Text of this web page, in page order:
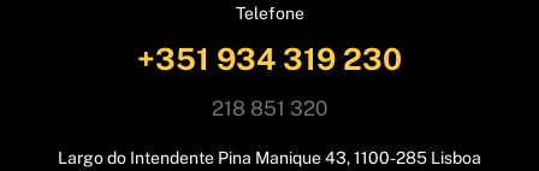
Telefone
+351 934 319 230
218 851 320
Largo do Intendente Pina Manique 43, 1100-285 Lisboa